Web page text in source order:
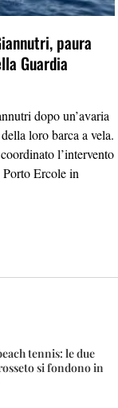
paura
Guardia
dopo un’avaria
loro barca a vela.
l’intervento
Ercole in
tennis: le due
si fondono in